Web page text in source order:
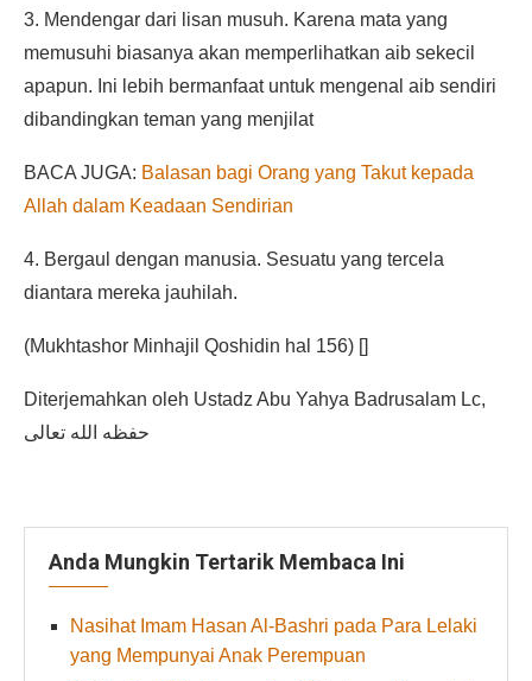
3. Mendengar dari lisan musuh. Karena mata yang
memusuhi biasanya akan memperlihatkan aib sekecil
apapun. Ini lebih bermanfaat untuk mengenal aib sendiri
dibandingkan teman yang menjilat
BACA JUGA: Balasan bagi Orang yang Takut kepada
Allah dalam Keadaan Sendirian
4. Bergaul dengan manusia. Sesuatu yang tercela
diantara mereka jauhilah.
(Mukhtashor Minhajil Qoshidin hal 156) []
Diterjemahkan oleh Ustadz Abu Yahya Badrusalam Lc,
حفظه الله تعالى
Anda Mungkin Tertarik Membaca Ini
Nasihat Imam Hasan Al-Bashri pada Para Lelaki
yang Mempunyai Anak Perempuan